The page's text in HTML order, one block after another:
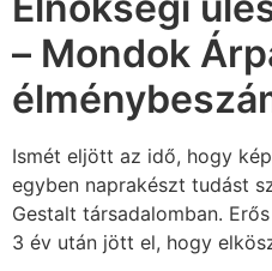
– Mondok
Ismét eljött az idő, hogy
egyben naprakészt tudást
Gestalt társadalomban.
3 év után jött el, hogy